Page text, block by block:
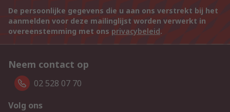
De persoonlijke gegevens die u aan ons verstrekt bij het
aanmelden voor deze mailinglijst worden verwerkt in
overeenstemming met ons privacybeleid.
Neem contact op
02 528 07 70
Volg ons